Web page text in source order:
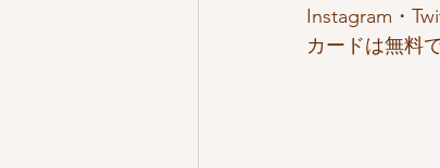
Instagram・
カードは無料